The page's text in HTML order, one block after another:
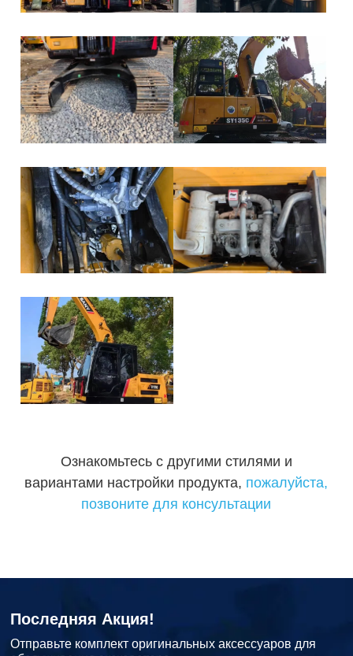
Ознакомьтесь с другими стилями и
вариантами настройки продукта, пожалуйста,
позвоните для консультации
Последняя Акция!
Отправьте комплект оригинальных аксессуаров для